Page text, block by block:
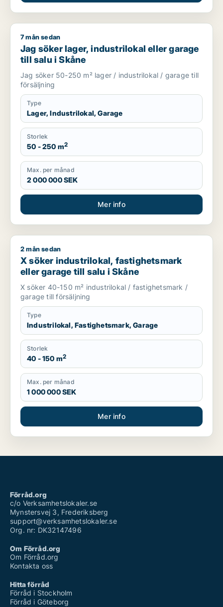
Jag söker lager, industrilokal eller garage till salu i Skåne
7 mån sedan
Jag söker lager, industrilokal eller garage
till salu i Skåne
Jag söker 50-250 m² lager / industrilokal / garage till
försäljning
Type
Lager, Industrilokal, Garage
Storlek
50 - 250 m2
Max. per månad
2 000 000 SEK
Mer info
X söker industrilokal, fastighetsmark eller garage till salu i
2 mån sedan
X söker industrilokal, fastighetsmark
eller garage till salu i Skåne
X söker 40-150 m² industrilokal / fastighetsmark /
garage till försäljning
Type
Industrilokal, Fastighetsmark, Garage
Storlek
40 - 150 m2
Max. per månad
1 000 000 SEK
Mer info
Förråd.org
c/o Verksamhetslokaler.se
Mynstersvej 3, Frederiksberg
support@verksamhetslokaler.se
Org. nr: DK32147496
Om Förråd.org
Om Förråd.org
Kontakta oss
Hitta förråd
Förråd i Stockholm
Förråd i Göteborg